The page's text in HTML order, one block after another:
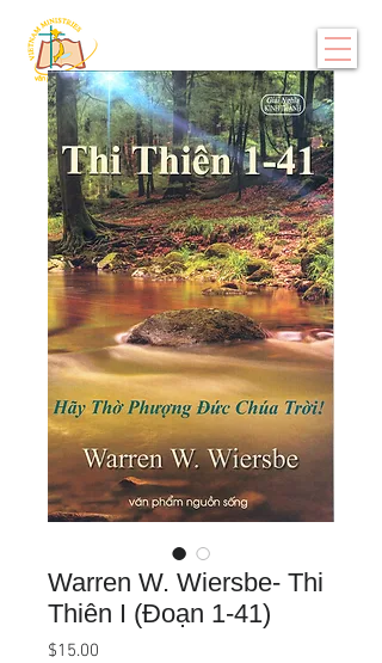
Warren W. Wiersbe- Thi
Thiên I (Đoạn 1-41)
$15.00